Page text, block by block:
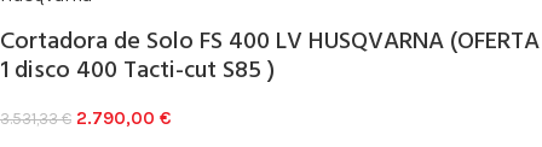
Cortadora de Solo FS 400 LV HUSQVARNA (OFERTA
1 disco 400 Tacti-cut S85 )
3.531,33€ 2.790,00 €